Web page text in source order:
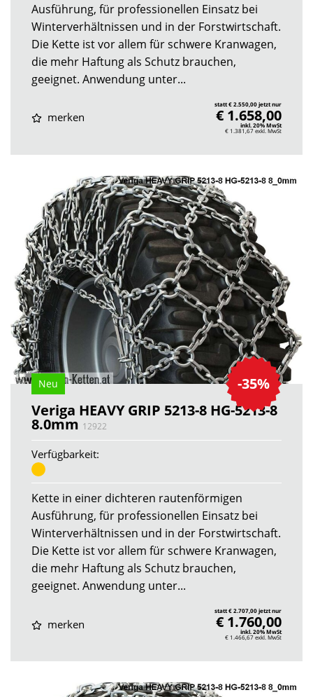
Ausführung, für professionellen Einsatz bei
Winterverhältnissen und in der Forstwirtschaft.
Die Kette ist vor allem für schwere Kranwagen,
die mehr Haftung als Schutz brauchen,
geeignet. Anwendung unter...
merken
statt € 2.550,00 jetzt nur
€ 1.658,00
inkl. 20% MwSt
€ 1.381,67exkl. MwSt
-35%
Neu
Veriga HEAVY GRIP 5213-8 HG-5213-8
8.0mm 12922
Verfügbarkeit:
Kette in einer dichteren rautenförmigen
Ausführung, für professionellen Einsatz bei
Winterverhältnissen und in der Forstwirtschaft.
Die Kette ist vor allem für schwere Kranwagen,
die mehr Haftung als Schutz brauchen,
geeignet. Anwendung unter...
merken
statt € 2.707,00 jetzt nur
€ 1.760,00
inkl. 20% MwSt
€ 1.466,67exkl. MwSt